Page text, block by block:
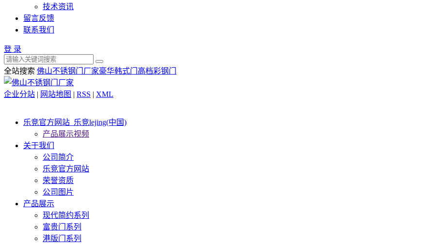
技术资讯
留言反馈
联系我们
登 录
全站搜索 佛山不锈钢门厂家豪华韩式门 高档彩钢门
企业分站 | 网站地图 | RSS | XML
乐竞官方网站_乐竞lejing(中国)
产品展示视频
关于我们
公司简介
乐竞官方网站
荣誉资质
公司图片
产品展示
现代简约系列
富贵门系列
港版门系列